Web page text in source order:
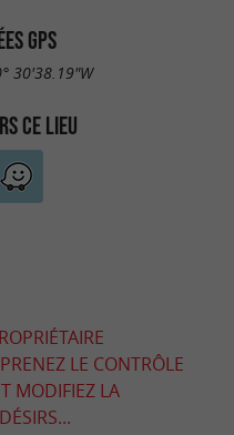
GPS
30'38.19"W
CE LIEU
LE CONTRÔLE
MODIFIEZ LA